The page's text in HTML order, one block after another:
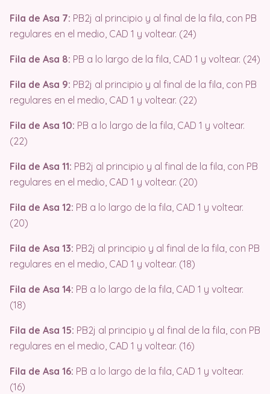
Fila de Asa 7: PB2j al principio y al final de la fila, con PB
regulares en el medio, CAD 1 y voltear. (24)
Fila de Asa 8: PB a lo largo de la fila, CAD 1 y voltear. (24)
Fila de Asa 9: PB2j al principio y al final de la fila, con PB
regulares en el medio, CAD 1 y voltear. (22)
Fila de Asa 10: PB a lo largo de la fila, CAD 1 y voltear.
(22)
Fila de Asa 11: PB2j al principio y al final de la fila, con PB
regulares en el medio, CAD 1 y voltear. (20)
Fila de Asa 12: PB a lo largo de la fila, CAD 1 y voltear.
(20)
Fila de Asa 13: PB2j al principio y al final de la fila, con PB
regulares en el medio, CAD 1 y voltear. (18)
Fila de Asa 14: PB a lo largo de la fila, CAD 1 y voltear.
(18)
Fila de Asa 15: PB2j al principio y al final de la fila, con PB
regulares en el medio, CAD 1 y voltear. (16)
Fila de Asa 16: PB a lo largo de la fila, CAD 1 y voltear.
(16)